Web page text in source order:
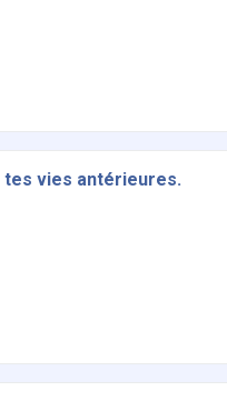
vies antérieures.